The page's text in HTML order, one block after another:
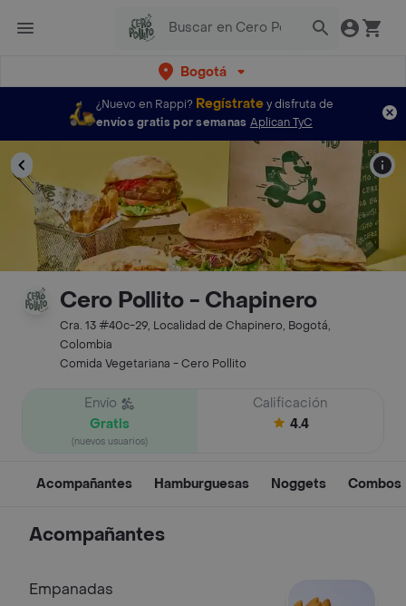
Bogotá
¿Nuevo en Rappi? Regístratey disfruta de
envíos gratis por semanas Aplican TyC
Cero Pollito - Chapinero
Cra. 13 #40c-29, Localidad de Chapinero, Bogotá,
Colombia
Comida Vegetariana - Cero Pollito
Envío
Gratis
(nuevos usuarios)
Calificación
4.4
Acompañantes Hamburguesas Noggets Combos
Acompañantes
Empanadas